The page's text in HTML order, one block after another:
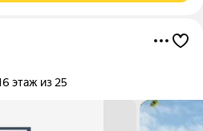
этаж из 25